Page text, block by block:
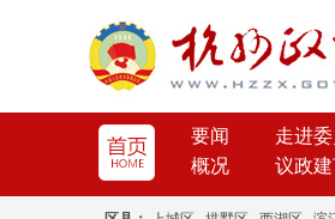
要闻 走进
概况
议政